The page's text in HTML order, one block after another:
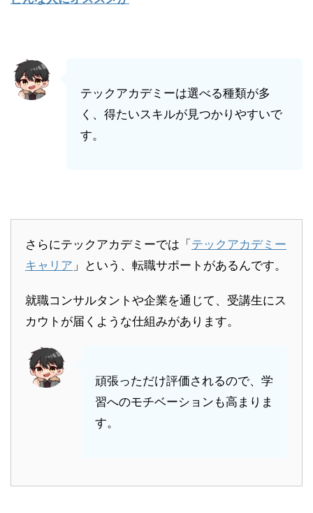
テックアカデミーは選べる種類が多
く、得たいスキルが見つかりやすいで
す。
さらにテックアカデミーでは「テックアカデミー
キャリア 」という、転職サポートがあるんです。
就職コンサルタントや企業を通じて、受講生にス
カウトが届くような仕組みがあります。
頑張っただけ評価されるので、学
習へのモチベーションも高まりま
す。